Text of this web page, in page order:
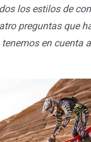
los estilos de
preguntas que
en cuenta